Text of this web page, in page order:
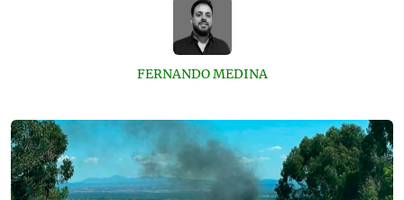
FERNANDO MEDINA